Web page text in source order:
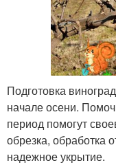
Подготовка
начале осени.
период помогут
обрезка, обработка
надежное укрытие.